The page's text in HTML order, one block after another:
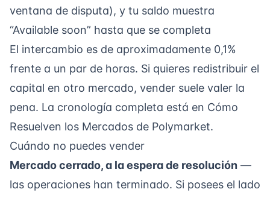
ventana de disputa), y tu saldo muestra
“Available soon” hasta que se completa
El intercambio es de aproximadamente 0,1%
frente a un par de horas. Si quieres redistribuir el
capital en otro mercado, vender suele valer la
pena. La cronología completa está en Cómo
Resuelven los Mercados de Polymarket.
Cuándo no puedes vender
Mercado cerrado, a la espera de resolución —
las operaciones han terminado. Si posees el lado